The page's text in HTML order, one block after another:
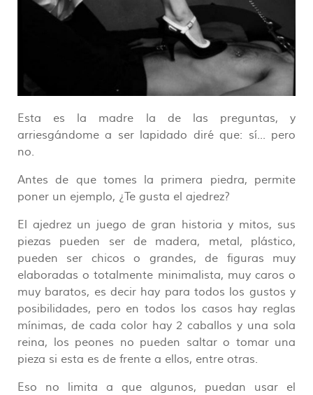
Esta es la madre la de las preguntas, y
arriesgándome a ser lapidado diré que: sí... pero
no.
Antes de que tomes la primera piedra, permite
poner un ejemplo, ¿Te gusta el ajedrez?
El ajedrez un juego de gran historia y mitos, sus
piezas pueden ser de madera, metal, plástico,
pueden ser chicos o grandes, de figuras muy
elaboradas o totalmente minimalista, muy caros o
muy baratos, es decir hay para todos los gustos y
posibilidades, pero en todos los casos hay reglas
mínimas, de cada color hay 2 caballos y una sola
reina, los peones no pueden saltar o tomar una
pieza si esta es de frente a ellos, entre otras.
Eso no limita a que algunos, puedan usar el